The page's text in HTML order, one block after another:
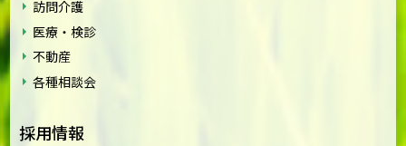
訪問介護
医療・検診
不動産
各種相談会
採用情報